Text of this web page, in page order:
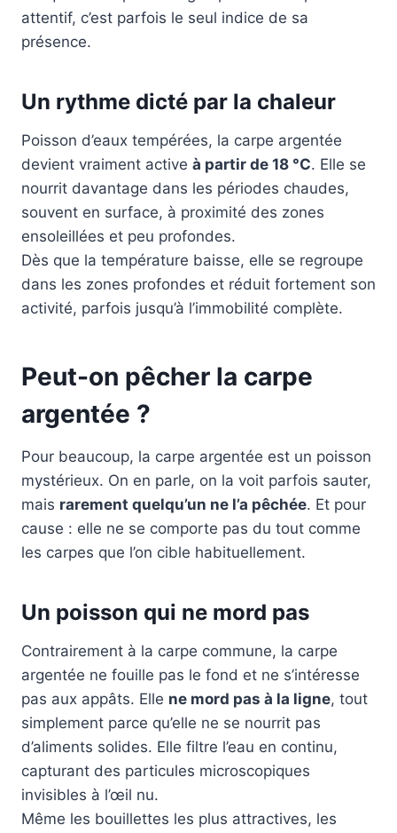
attentif, c’est parfois le seul indice de sa
présence.
Un rythme dicté par la chaleur
Poisson d’eaux tempérées, la carpe argentée
devient vraiment active à partir de 18 °C. Elle se
nourrit davantage dans les périodes chaudes,
souvent en surface, à proximité des zones
ensoleillées et peu profondes.
Dès que la température baisse, elle se regroupe
dans les zones profondes et réduit fortement son
activité, parfois jusqu’à l’immobilité complète.
Peut-on pêcher la carpe
argentée ?
Pour beaucoup, la carpe argentée est un poisson
mystérieux. On en parle, on la voit parfois sauter,
mais rarement quelqu’un ne l’a pêchée. Et pour
cause : elle ne se comporte pas du tout comme
les carpes que l’on cible habituellement.
Un poisson qui ne mord pas
Contrairement à la carpe commune, la carpe
argentée ne fouille pas le fond et ne s’intéresse
pas aux appâts. Elle ne mord pas à la ligne, tout
simplement parce qu’elle ne se nourrit pas
d’aliments solides. Elle filtre l’eau en continu,
capturant des particules microscopiques
invisibles à l’œil nu.
Même les bouillettes les plus attractives, les